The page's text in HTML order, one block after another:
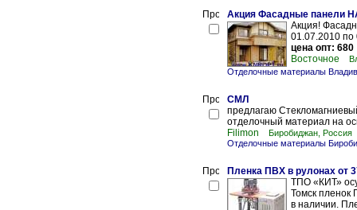
Акция Фасадные панели
Акция!
01.07.2010 по
цена опт:
Восточное
Отделочные материалы
СМЛ
предлагаю
отделочный материал на
Filimon
Биробиджан, Россия
Отделочные материалы
Пленка ПВХ в рулонах от
ТПО «КИТ»
Томск пленок
в наличии.